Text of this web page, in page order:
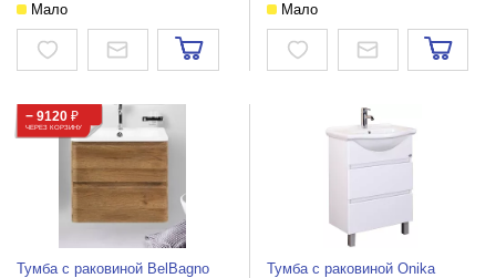
Мало Мало
− 9120 ₽
ЧЕРЕЗ КОРЗИНУ
Тумба с раковиной BelBagno
Тумба с раковиной Onika